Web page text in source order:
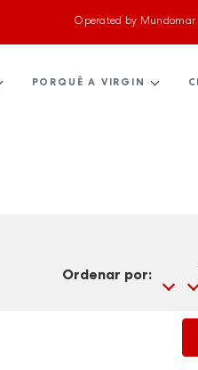
Operated by Mundomar
PORQUÊ A VIRGIN
Ordenar por: